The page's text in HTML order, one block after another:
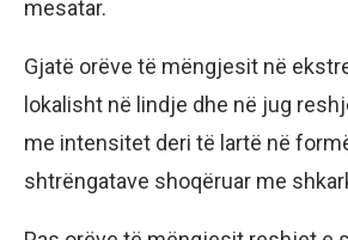
mesatar.
Gjatë orëve të mëngjesit në
lokalisht në lindje dhe në jug
me intensitet deri të lartë në
shtrëngatave shoqëruar me